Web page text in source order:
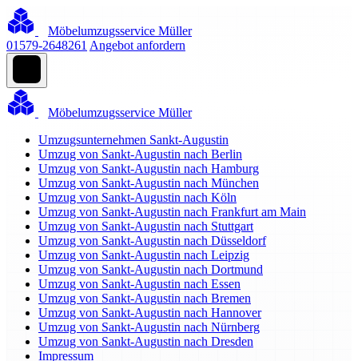
Möbelumzugsservice Müller
01579-2648261 Angebot anfordern
Möbelumzugsservice Müller
Umzugsunternehmen Sankt-Augustin
Umzug von Sankt-Augustin nach Berlin
Umzug von Sankt-Augustin nach Hamburg
Umzug von Sankt-Augustin nach München
Umzug von Sankt-Augustin nach Köln
Umzug von Sankt-Augustin nach Frankfurt am Main
Umzug von Sankt-Augustin nach Stuttgart
Umzug von Sankt-Augustin nach Düsseldorf
Umzug von Sankt-Augustin nach Leipzig
Umzug von Sankt-Augustin nach Dortmund
Umzug von Sankt-Augustin nach Essen
Umzug von Sankt-Augustin nach Bremen
Umzug von Sankt-Augustin nach Hannover
Umzug von Sankt-Augustin nach Nürnberg
Umzug von Sankt-Augustin nach Dresden
Impressum